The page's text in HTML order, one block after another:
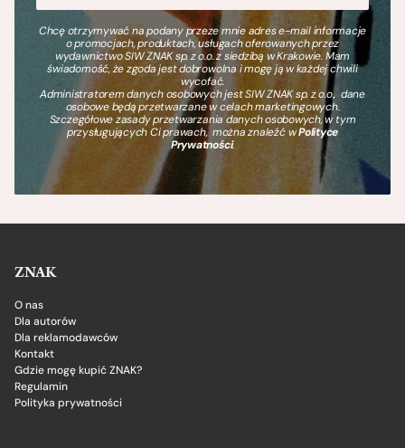
Chcę otrzymywać na podany przeze mnie adres e-mail informacje
o promocjach, produktach, usługach oferowanych przez
wydawnictwo SIW ZNAK sp. z o.o. z siedzibą w Krakowie. Mam
świadomość, że zgoda jest dobrowolna i mogę ją w każdej chwili
wycofać.
Administratorem danych osobowych jest SIW ZNAK sp. z o.o., dane
osobowe będą przetwarzane w celach marketingowych.
Szczegółowe zasady przetwarzania danych osobowych, w tym
przysługujących Ci prawach, można znaleźć wPolityce
Prywatności.
ZNAK
O nas
Dla autorów
Dla reklamodawców
Kontakt
Gdzie mogę kupić ZNAK?
Regulamin
Polityka prywatności